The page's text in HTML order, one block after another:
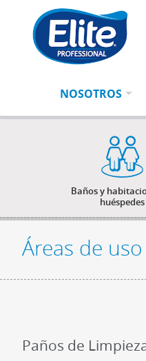
Ingresa
tu
búsqueda
BUSCAR
NOSOTROS
Baños y
huéspedes
Áreas de
Paños de